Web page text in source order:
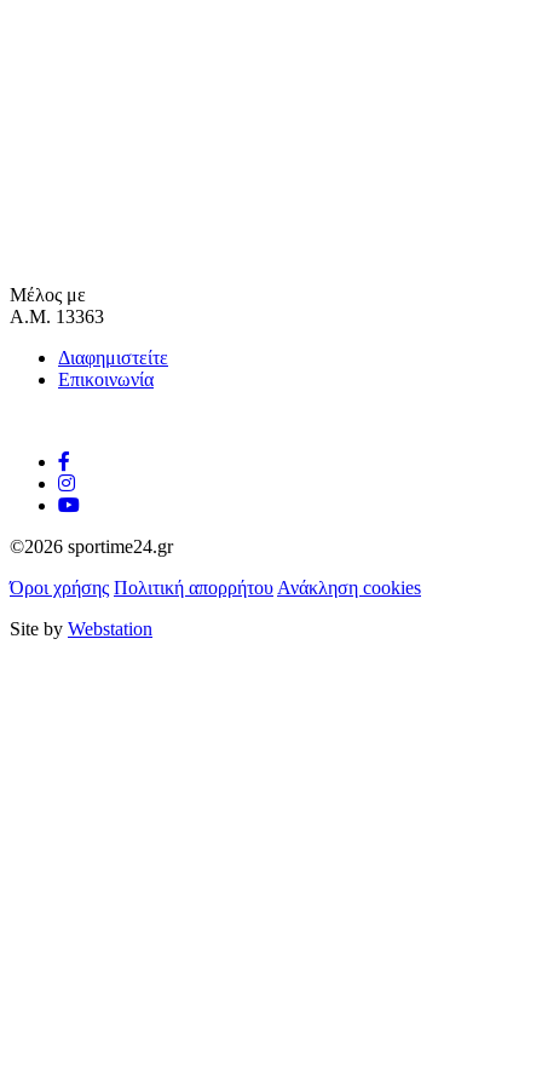
Μέλος με
Α.Μ. 13363
Διαφημιστείτε
Επικοινωνία
©2026 sportime24.gr
Όροι χρήσης Πολιτική απορρήτου Ανάκληση cookies
Site by Webstation